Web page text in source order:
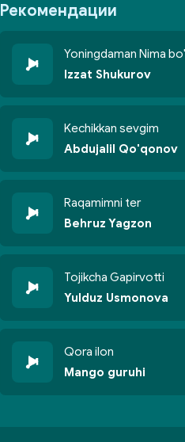
Рекомендации
Yoningdaman Nima
Izzat Shukurov
Kechikkan sevgim
Abdujalil Qo'qonov
Raqamimni ter
Behruz Yagzon
Tojikcha Gapirvotti
Yulduz Usmonova
Qora ilon
Mango guruhi